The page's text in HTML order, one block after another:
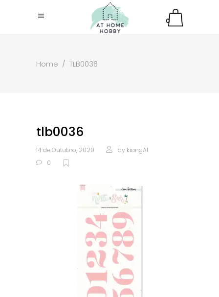
0
Home / TLB0036
tlb0036
14 de Outubro, 2020 by kiangAt
0